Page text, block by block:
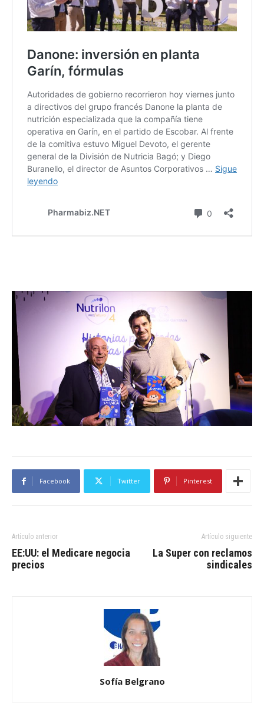
Facebook Twitter Pinterest
Artículo anterior
EE:UU: el Medicare negocia
precios
Artículo siguiente
La Super con reclamos
sindicales
Sofía Belgrano